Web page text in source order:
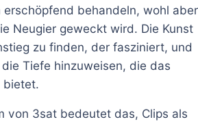
erschöpfend behandeln, wohl aber
Neugier geweckt wird. Die Kunst
zu finden, der fasziniert, und
Tiefe hinzuweisen, die das
bietet.
von 3sat bedeutet das, Clips als